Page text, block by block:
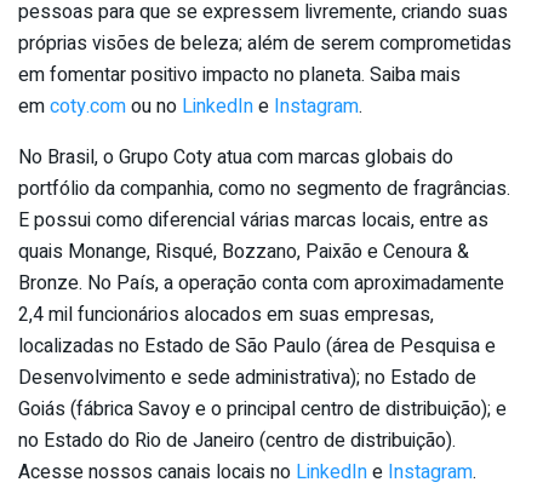
pessoas para que se expressem livremente, criando suas
próprias visões de beleza; além de serem comprometidas
em fomentar positivo impacto no planeta. Saiba mais
emcoty.comou no LinkedIne Instagram.
No Brasil, o Grupo Coty atua com marcas globais do
portfólio da companhia, como no segmento de fragrâncias.
E possui como diferencial várias marcas locais, entre as
quais Monange, Risqué, Bozzano, Paixão e Cenoura &
Bronze. No País, a operação conta com aproximadamente
2,4 mil funcionários alocados em suas empresas,
localizadas no Estado de São Paulo (área de Pesquisa e
Desenvolvimento e sede administrativa); no Estado de
Goiás (fábrica Savoy e o principal centro de distribuição); e
no Estado do Rio de Janeiro (centro de distribuição).
Acesse nossos canais locais no LinkedIne Instagram.